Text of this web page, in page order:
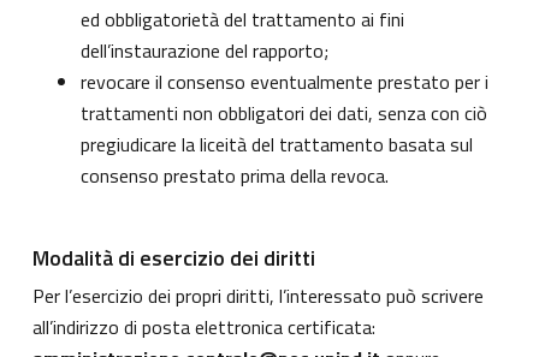
ed obbligatorietà del trattamento ai fini
dell’instaurazione del rapporto;
revocare il consenso eventualmente prestato per i
trattamenti non obbligatori dei dati, senza con ciò
pregiudicare la liceità del trattamento basata sul
consenso prestato prima della revoca.
Modalità di esercizio dei diritti
Per l’esercizio dei propri diritti, l’interessato può scrivere
all’indirizzo di posta elettronica certificata: